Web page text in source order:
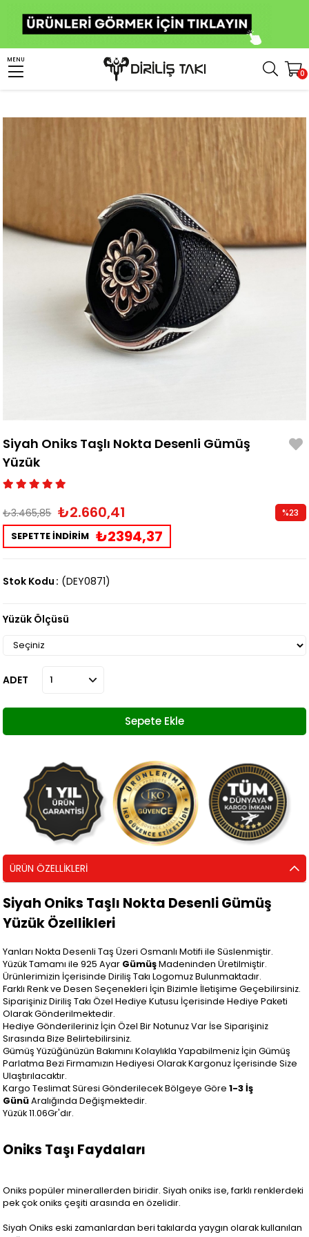
MENU
0
Erkek Gümüş Yüzük
Siyah Oniks Taşlı Nokta Desenli Gümüş Yüzük
Siyah Oniks Taşlı Nokta Desenli Gümüş
Yüzük
₺3.465,85 ₺2.660,41
SEPETTE İNDİRİM ₺2394,37
%23
Stok Kodu (DEY0871)
Yüzük Ölçüsü
ADET
ÜRÜN ÖZELLIKLERI
Siyah Oniks Taşlı Nokta Desenli Gümüş
Yüzük Özellikleri
Yanları Nokta Desenli Taş Üzeri Osmanlı Motifi ile Süslenmiştir.
Yüzük Tamamı ile 925 Ayar Gümüş Madeninden Üretilmiştir.
Ürünlerimizin İçerisinde Diriliş Takı Logomuz Bulunmaktadır.
Farklı Renk ve Desen Seçenekleri İçin Bizimle İletişime Geçebilirsiniz.
Siparişiniz Diriliş Takı Özel Hediye Kutusu İçerisinde Hediye Paketi
Olarak Gönderilmektedir.
Hediye Gönderileriniz İçin Özel Bir Notunuz Var İse Siparişiniz
Sırasında Bize Belirtebilirsiniz.
Gümüş Yüzüğünüzün Bakımını Kolaylıkla Yapabilmeniz İçin Gümüş
Parlatma Bezi Firmamızın Hediyesi Olarak Kargonuz İçerisinde Size
Ulaştırılacaktır.
Kargo Teslimat Süresi Gönderilecek Bölgeye Göre 1-3 İş
Günü Aralığında Değişmektedir.
Yüzük 11.06Gr'dır.
Oniks Taşı Faydaları
Oniks popüler minerallerden biridir. Siyah oniks ise, farklı renklerdeki
pek çok oniks çeşiti arasında en özelidir.
Siyah Oniks eski zamanlardan beri takılarda yaygın olarak kullanılan